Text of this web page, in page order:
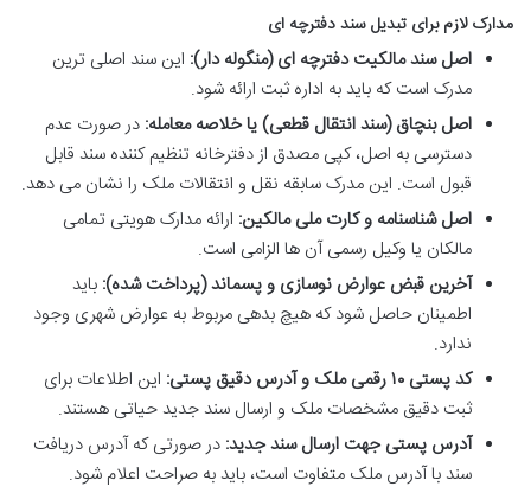
مدارک لازم برای تبدیل سند دفترچه ای
اصل سند مالکیت دفترچه ای (منگوله دار): این سند اصلی ترین
مدرک است که باید به اداره ثبت ارائه شود.
اصل بنچاق (سند انتقال قطعی) یا خلاصه معامله: در صورت عدم
دسترسی به اصل، کپی مصدق از دفترخانه تنظیم کننده سند قابل
قبول است. این مدرک سابقه نقل و انتقالات ملک را نشان می دهد.
اصل شناسنامه و کارت ملی مالکین: ارائه مدارک هویتی تمامی
مالکان یا وکیل رسمی آن ها الزامی است.
آخرین قبض عوارض نوسازی و پسماند (پرداخت شده): باید
اطمینان حاصل شود که هیچ بدهی مربوط به عوارض شهری وجود
ندارد.
کد پستی ۱۰ رقمی ملک و آدرس دقیق پستی:
این اطلاعات برای
ثبت دقیق مشخصات ملک و ارسال سند جدید حیاتی هستند.
آدرس پستی جهت ارسال سند جدید: در صورتی که آدرس دریافت
سند با آدرس ملک متفاوت است، باید به صراحت اعلام شود.